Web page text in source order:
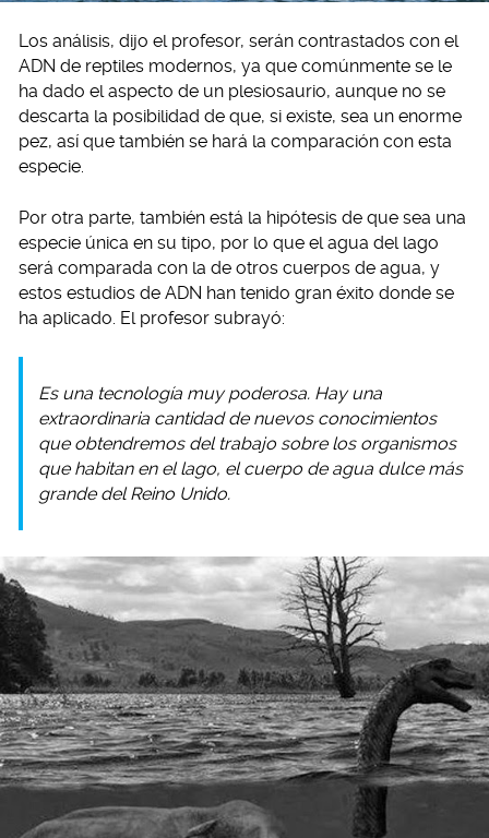
Los análisis, dijo el profesor, serán contrastados con el
ADN de reptiles modernos, ya que comúnmente se le
ha dado el aspecto de un plesiosaurio, aunque no se
descarta la posibilidad de que, si existe, sea un enorme
pez, así que también se hará la comparación con esta
especie.
Por otra parte, también está la hipótesis de que sea una
especie única en su tipo, por lo que el agua del lago
será comparada con la de otros cuerpos de agua, y
estos estudios de ADN han tenido gran éxito donde se
ha aplicado. El profesor subrayó:
Es una tecnología muy poderosa. Hay una
extraordinaria cantidad de nuevos conocimientos
que obtendremos del trabajo sobre los organismos
que habitan en el lago, el cuerpo de agua dulce más
grande del Reino Unido.